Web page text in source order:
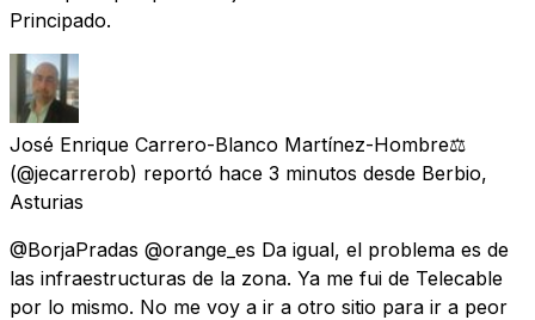
Principado.
José Enrique Carrero-Blanco Martínez-Hombre⚖️
(@jecarrerob) reportó hace 3 minutos desde Berbio,
Asturias
@BorjaPradas @orange_es Da igual, el problema es de
las infraestructuras de la zona. Ya me fui de Telecable
por lo mismo. No me voy a ir a otro sitio para ir a peor